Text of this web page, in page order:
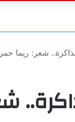
شعر: ريما